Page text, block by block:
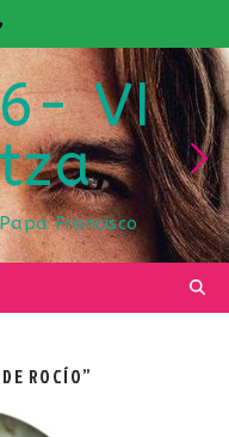
VI
Francisco
ROCÍO”